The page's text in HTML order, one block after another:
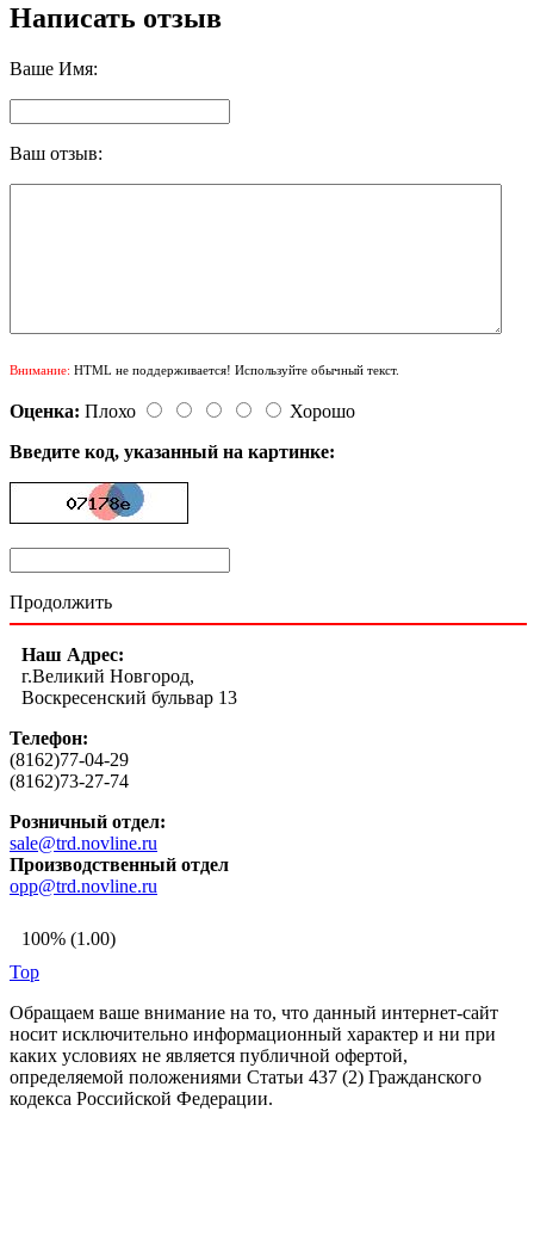
Написать отзыв
Ваше Имя:
Ваш отзыв:
Внимание: HTML не поддерживается! Используйте обычный текст.
Оценка: Плохо
Хорошо
Введите код, указанный на картинке:
Продолжить
Наш Адрес:
г.Великий Новгород,
Воскресенский бульвар 13
Телефон:
(8162)77-04-29
(8162)73-27-74
Розничный отдел:
sale@trd.novline.ru
Производственный отдел
opp@trd.novline.ru
100% (1.00)
Top
Обращаем ваше внимание на то, что данный интернет-сайт
носит исключительно информационный характер и ни при
каких условиях не является публичной офертой,
определяемой положениями Статьи 437 (2) Гражданского
кодекса Российской Федерации.